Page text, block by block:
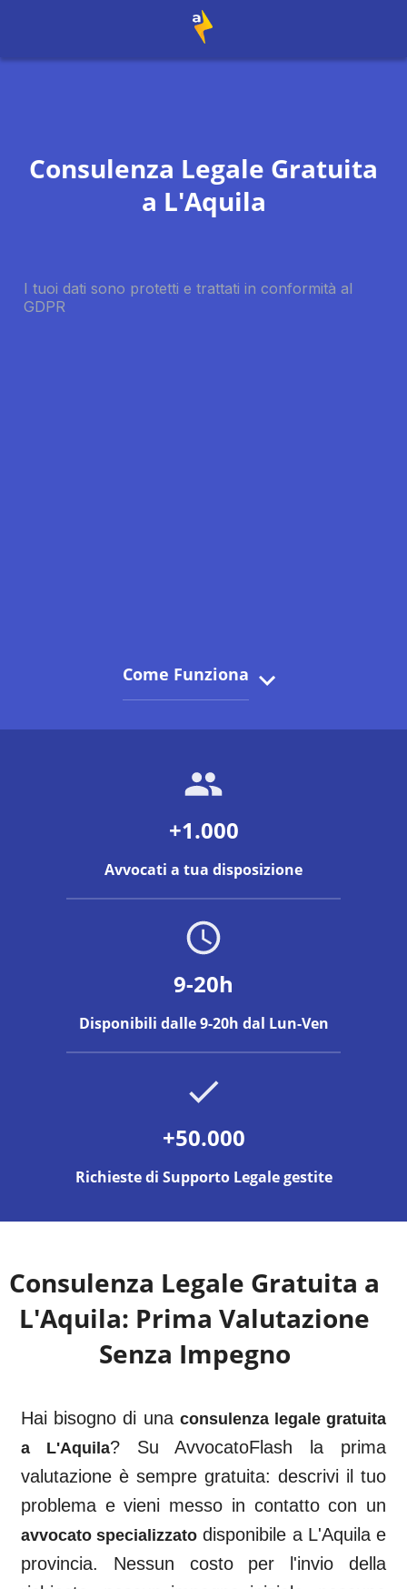
Consulenza Legale Gratuita
a L'Aquila
Come Funziona
+1.000
Avvocati a tua disposizione
9-20h
Disponibili dalle 9-20h dal Lun-Ven
+50.000
Richieste di Supporto Legale gestite
Consulenza Legale Gratuita a
L'Aquila: Prima Valutazione
Senza Impegno
Hai bisogno di una consulenza legale gratuita
a L'Aquila? Su AvvocatoFlash la prima
valutazione è sempre gratuita: descrivi il tuo
problema e vieni messo in contatto con un
avvocato specializzato disponibile a L'Aquilae
provincia. Nessun costo per l'invio della